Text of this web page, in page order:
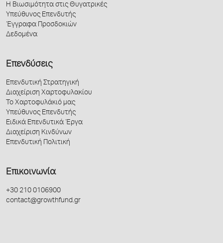
Η Βιωσιμότητα στις Θυγατρικές
Υπεύθυνος Επενδυτής
Έγγραφα Προσδοκιών
Δεδομένα
Επενδύσεις
Επενδυτική Στρατηγική
Διαχείριση Χαρτοφυλακίου
Το Χαρτοφυλάκιό μας
Υπεύθυνος Επενδυτής
Ειδικά Επενδυτικά Έργα
Διαχείριση Κινδύνων
Επενδυτική Πολιτική
Επικοινωνία
+30 210 0106900
contact@growthfund.gr